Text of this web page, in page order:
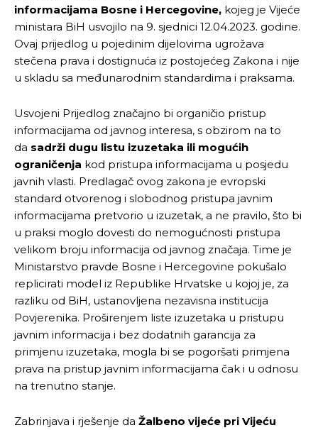
informacijama Bosne i Hercegovine, kojeg je Vijeće
ministara BiH usvojilo na 9. sjednici 12.04.2023. godine.
Ovaj prijedlog u pojedinim dijelovima ugrožava
stečena prava i dostignuća iz postojećeg Zakona i nije
u skladu sa međunarodnim standardima i praksama.
Usvojeni Prijedlog značajno bi organičio pristup
informacijama od javnog interesa, s obzirom na to
da sadrži dugu listu izuzetaka ili mogućih
ograničenja kod pristupa informacijama u posjedu
javnih vlasti. Predlagač ovog zakona je evropski
standard otvorenog i slobodnog pristupa javnim
informacijama pretvorio u izuzetak, a ne pravilo, što bi
u praksi moglo dovesti do nemogućnosti pristupa
velikom broju informacija od javnog značaja. Time je
Ministarstvo pravde Bosne i Hercegovine pokušalo
replicirati model iz Republike Hrvatske u kojoj je, za
razliku od BiH, ustanovljena nezavisna institucija
Povjerenika. Proširenjem liste izuzetaka u pristupu
javnim informacija i bez dodatnih garancija za
primjenu izuzetaka, mogla bi se pogoršati primjena
prava na pristup javnim informacijama čak i u odnosu
na trenutno stanje.
Zabrinjava i rješenje da Žalbeno vijeće pri Vijeću